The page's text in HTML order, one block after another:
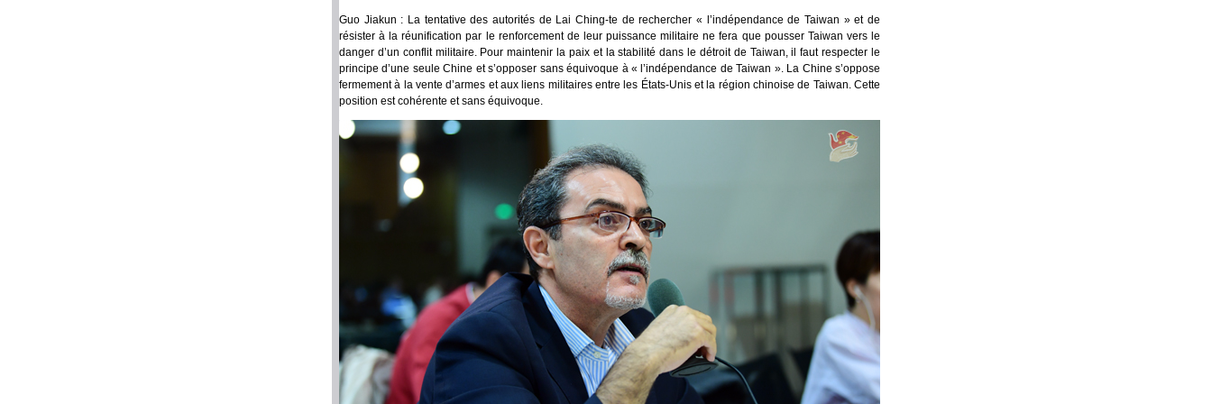
Guo Jiakun : La tentative des autorités de Lai Ching-te de rechercher « l’indépendance de Taiwan » et de
résister à la réunification par le renforcement de leur puissance militaire ne fera que pousser Taiwan vers le
danger d’un conflit militaire. Pour maintenir la paix et la stabilité dans le détroit de Taiwan, il faut respecter le
principe d’une seule Chine et s’opposer sans équivoque à « l’indépendance de Taiwan ». La Chine s’oppose
fermement à la vente d’armes et aux liens militaires entre les États-Unis et la région chinoise de Taiwan. Cette
position est cohérente et sans équivoque.